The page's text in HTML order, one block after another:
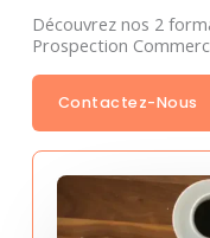
Découvrez nos 2
Prospection
Contactez-Nous